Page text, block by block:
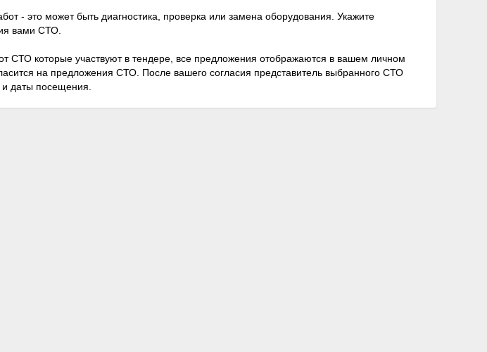
- это может быть диагностика, проверка или замена оборудования. Укажите
вами СТО.
СТО которые участвуют в тендере, все предложения отображаются в вашем личном
на предложения СТО. После вашего согласия представитель выбранного СТО
даты посещения.